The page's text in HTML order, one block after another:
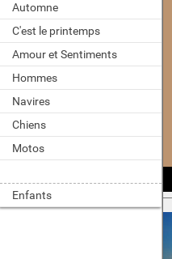
Automne
C'est le printemps
Amour et Sentiments
Hommes
Navires
Chiens
Motos
Enfants